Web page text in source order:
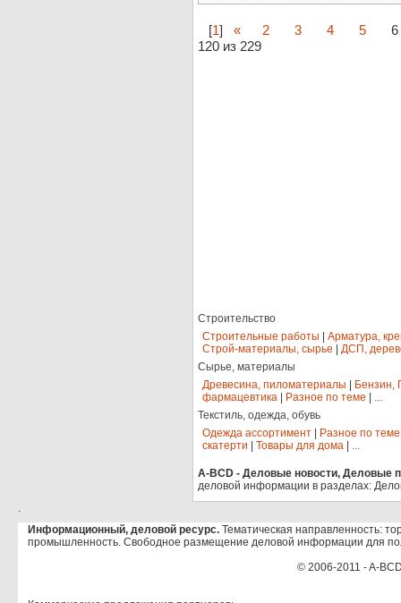
[1] « 2 3 4 5
6
120 из 229
Строительство
Строительные работы
Арматура,
Строй-материалы, сырье
ДСП,
Сырье, материалы
Древесина, пиломатериалы
Бензин,
фармацевтика
Разное по теме
...
Текстиль, одежда, обувь
Одежда ассортимент
Разное по теме
скатерти
Товары для дома ...
A-BCD - Деловые новости, Деловые
деловой информации в разделах:
.
Информационный, деловой ресурс. Тематическая направленность:
промышленность. Свободное размещение деловой информации для
© 2006-2011 - A-